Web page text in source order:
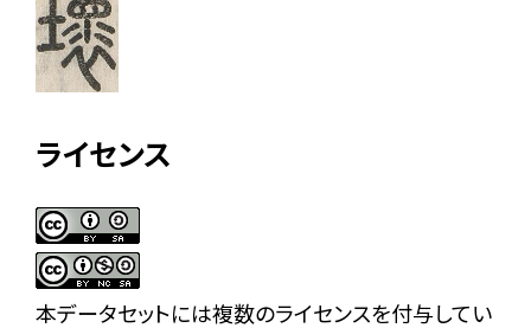
ライセンス
本データセットには複数のライセンスを付与してい